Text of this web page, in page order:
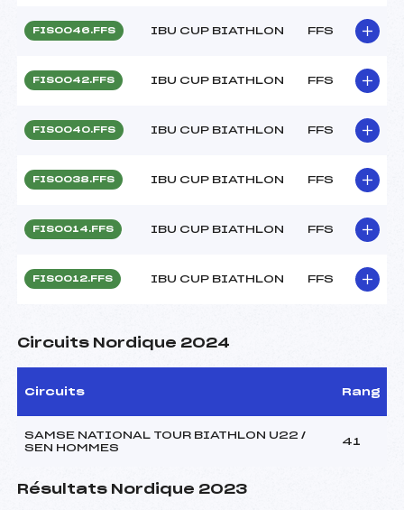
FIS0046.FFS IBU CUP BIATHLON FFS
FIS0042.FFS IBU CUP BIATHLON FFS
FIS0040.FFS IBU CUP BIATHLON FFS
FIS0038.FFS IBU CUP BIATHLON FFS
FIS0014.FFS IBU CUP BIATHLON FFS
FIS0012.FFS IBU CUP BIATHLON FFS
Circuits Nordique 2024
Circuits Rang
SAMSE NATIONAL TOUR BIATHLON U22 /
SEN HOMMES
41
Résultats Nordique 2023